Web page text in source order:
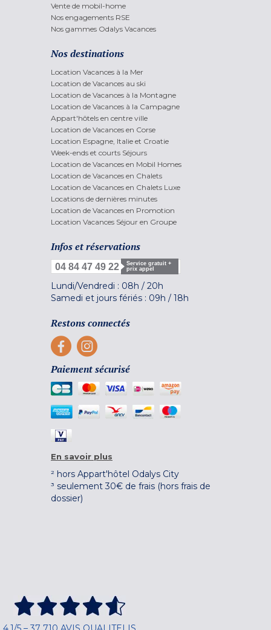
Vente de mobil-home
Nos engagements RSE
Nos gammes Odalys Vacances
Nos destinations
Location Vacances à la Mer
Location de Vacances au ski
Location de Vacances à la Montagne
Location de Vacances à la Campagne
Appart'hôtels en centre ville
Location de Vacances en Corse
Location Espagne, Italie et Croatie
Week-ends et courts Séjours
Location de Vacances en Mobil Homes
Location de Vacances en Chalets
Location de Vacances en Chalets Luxe
Locations de dernières minutes
Location de Vacances en Promotion
Location Vacances Séjour en Groupe
Infos et réservations
04 84 47 49 22
Service gratuit +
prix appel
Lundi/Vendredi : 08h / 20h
Samedi et jours fériés : 09h / 18h
Restons connectés
Paiement sécurisé
En savoir plus
² hors Appart'hôtel Odalys City
³ seulement 30€ de frais (hors frais de
dossier)